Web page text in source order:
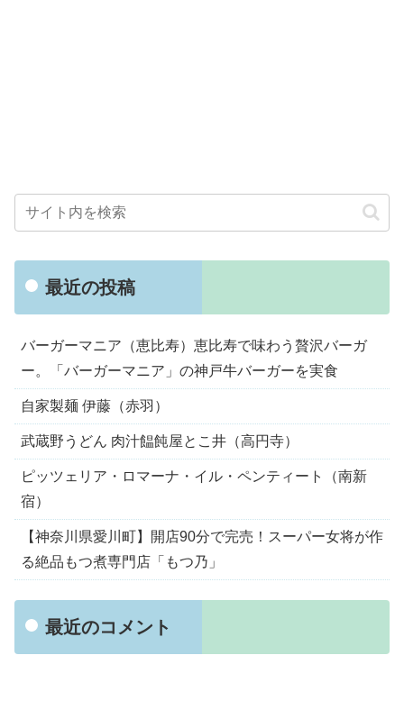
最近の投稿
バーガーマニア（恵比寿）恵比寿で味わう贅沢バーガ
ー。「バーガーマニア」の神戸牛バーガーを実食
自家製麺 伊藤（赤羽）
武蔵野うどん 肉汁饂飩屋とこ井（高円寺）
ピッツェリア・ロマーナ・イル・ペンティート（南新
宿）
【神奈川県愛川町】開店90分で完売！スーパー女将が作
る絶品もつ煮専門店「もつ乃」
最近のコメント